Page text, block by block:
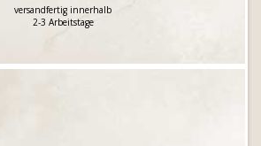
versandfertig innerhalb
2-3 Arbeitstage